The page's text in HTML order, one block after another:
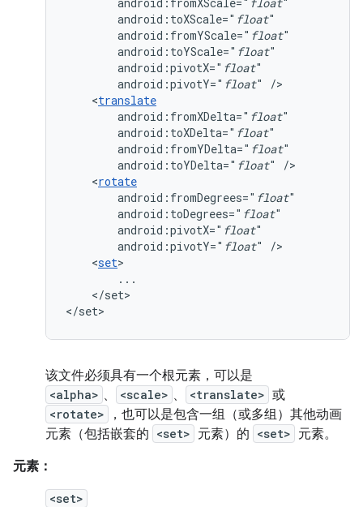
android:toXScale=" float
android:fromYScale=" float
android:toYScale=" float
android:pivotX=" float
android:pivotY=" float"
<translate
android:fromXDelta=" float
android:toXDelta=" float
android:fromYDelta=" float
android:toYDelta=" float"
<rotate
android:fromDegrees=" float
android:toDegrees=" float
android:pivotX=" float
android:pivotY=" float"
<set
</set>
</set>
该文件必须具有一个根元素，可以是
<alpha> 、 <scale> 、 <translate> 或
<rotate>
，也可以是包含一组（或多组）其他动画
元素（包括嵌套的 <set> 元素）的 <set> 元素。
元素：
<set>